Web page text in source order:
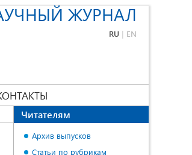
ЖУРНАЛ
RU | EN
Читателям
Архив выпусков
Статьи по рубрикам